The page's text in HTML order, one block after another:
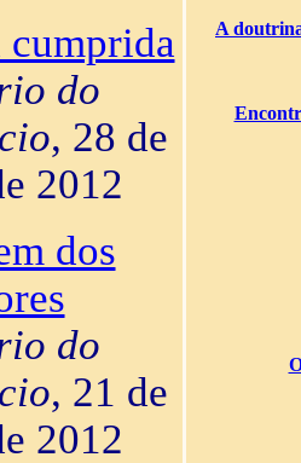
cumprida
do
, 28 de
2012
dos
do
, 21 de
2012
A